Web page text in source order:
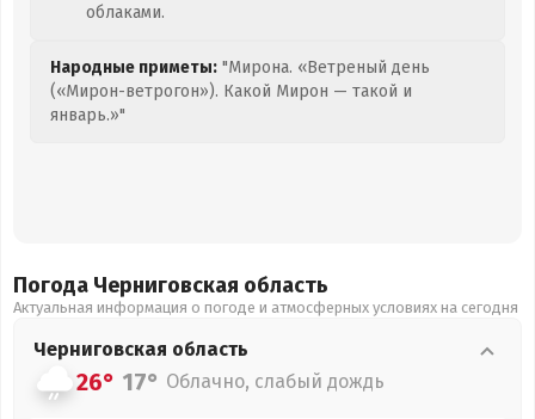
облаками.
Народные приметы: "Мирона. «Ветреный день
(«Мирон-ветрогон»). Какой Мирон — такой и
январь.»"
Погода Черниговская область
Актуальная информация о погоде и атмосферных условиях на сегодня
Черниговская область
26° 17° Облачно, слабый дождь